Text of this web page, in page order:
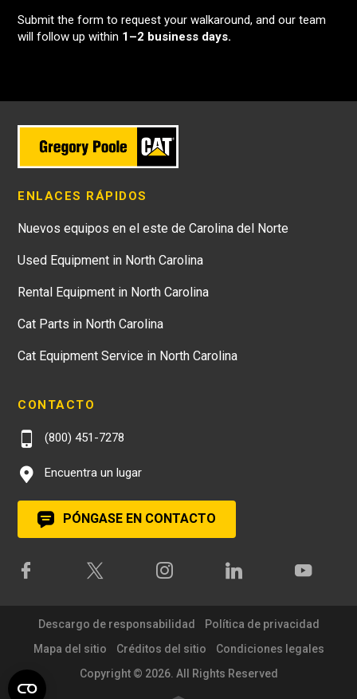
Submit the form to request your walkaround, and our team
will follow up within 1–2 business days.
ENLACES RÁPIDOS
Nuevos equipos en el este de Carolina del Norte
Used Equipment in North Carolina
Rental Equipment in North Carolina
Cat Parts in North Carolina
Cat Equipment Service in North Carolina
CONTACTO
(800) 451-7278
Encuentra un lugar
PÓNGASE EN CONTACTO
Descargo de responsabilidad
Política de privacidad
Mapa del sitio
Créditos del sitio
Condiciones legales
Copyright © 2026. All Rights Reserved